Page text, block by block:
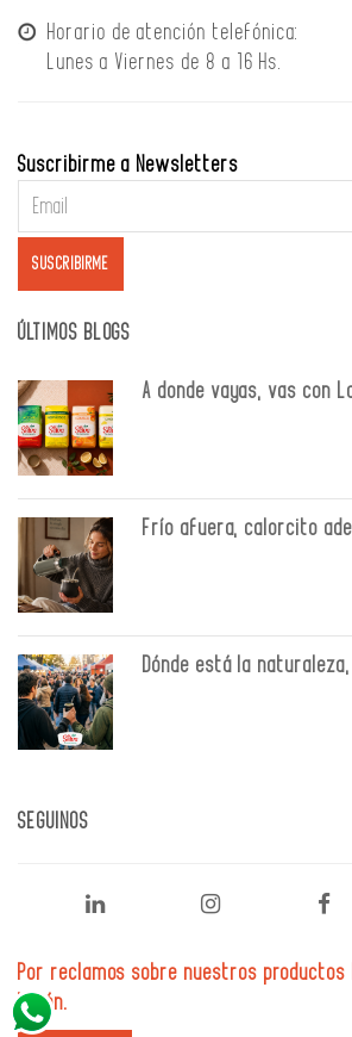
Horario de atención telefónica:
Lunes a Viernes de 8 a 16 Hs.
Suscribirme a Newsletters
ÚLTIMOS BLOGS
A donde vayas, vas con
Frío afuera, calorcito
Dónde está la
SEGUINOS
Por reclamos sobre nuestros productos
botón.